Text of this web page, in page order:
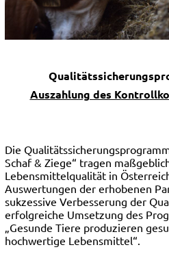
Auszahlung des
Die
Schaf & Ziege“ tragen
Lebensmittelqualität in
Auswertungen der erhobenen
sukzessive Verbesserung der
erfolgreiche Umsetzung des
„Gesunde Tiere produzieren
hochwertige Lebensmittel“.